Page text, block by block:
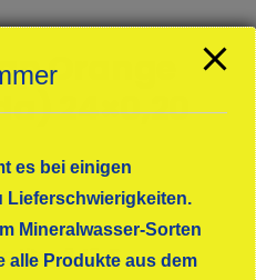
Orange
24×0,20
Liter: 3,48 €
es bei einigen
Lieferschwierigkeiten.
Mineralwasser-Sorten
alle Produkte aus dem